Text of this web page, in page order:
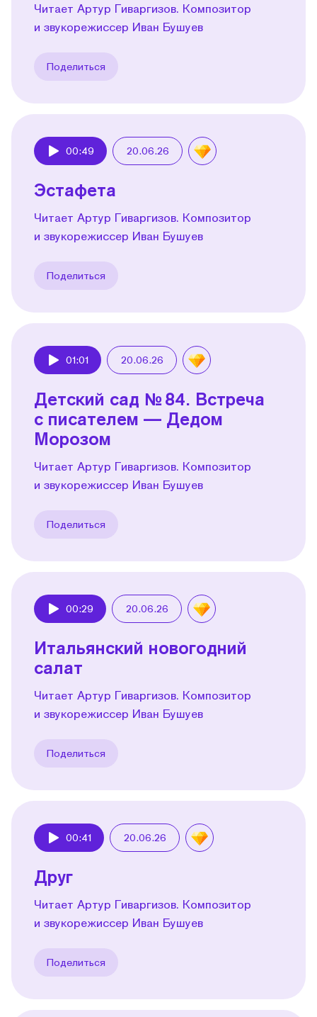
Читает Артур Гиваргизов. Композитор
и звукорежиссер Иван Бушуев
Поделиться
00:49 20.06.26
Эстафета
Читает Артур Гиваргизов. Композитор
и звукорежиссер Иван Бушуев
Поделиться
01:01 20.06.26
Детский сад № 84. Встреча
с писателем — Дедом
Морозом
Читает Артур Гиваргизов. Композитор
и звукорежиссер Иван Бушуев
Поделиться
00:29 20.06.26
Итальянский новогодний
салат
Читает Артур Гиваргизов. Композитор
и звукорежиссер Иван Бушуев
Поделиться
00:41 20.06.26
Друг
Читает Артур Гиваргизов. Композитор
и звукорежиссер Иван Бушуев
Поделиться